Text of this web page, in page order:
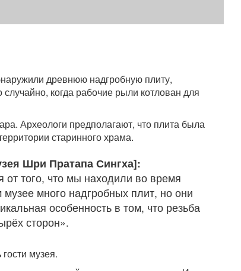
древнюю надгробную плиту,
когда рабочие рыли котлован для
Археологи предполагают, что плита была
старинного храма.
Шри Пратапа Сингха]:
от того, что мы находили во время
много надгробных плит, но они
особенность в том, что резьба
сторон».
музея.